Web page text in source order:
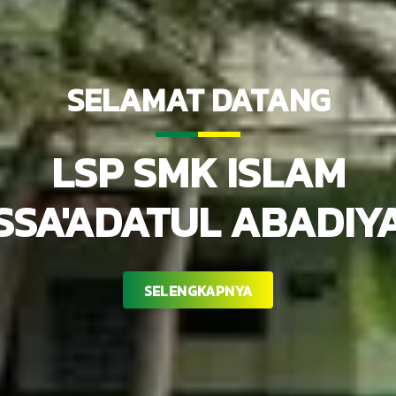
SELAMAT DATANG
LSP SMK ISLAM
SELENGKAPNYA